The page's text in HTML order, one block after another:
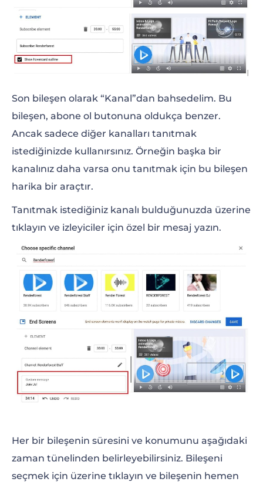
Son bileşen olarak “Kanal”dan bahsedelim. Bu
bileşen, abone ol butonuna oldukça benzer.
Ancak sadece diğer kanalları tanıtmak
istediğinizde kullanırsınız. Örneğin başka bir
kanalınız daha varsa onu tanıtmak için bu bileşen
harika bir araçtır.
Tanıtmak istediğiniz kanalı bulduğunuzda üzerine
tıklayın ve izleyiciler için özel bir mesaj yazın.
Her bir bileşenin süresini ve konumunu aşağıdaki
zaman tünelinden belirleyebilirsiniz. Bileşeni
seçmek için üzerine tıklayın ve bileşenin hemen